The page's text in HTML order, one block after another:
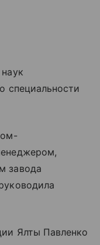
специальности
завода
Ялты Павленко